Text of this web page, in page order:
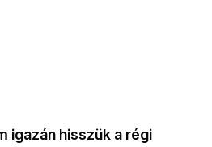
igazán hisszük a régi